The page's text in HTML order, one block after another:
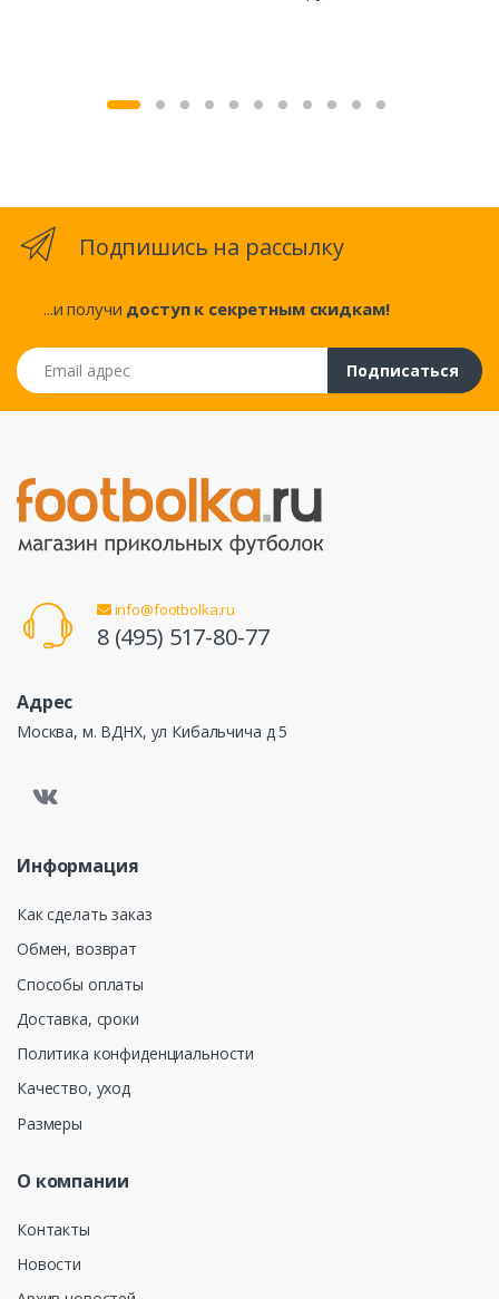
Подпишись на рассылку
...и получи доступ к секретным скидкам!
Email адрес
Подписаться
info@footbolka.ru
8 (495) 517-80-77
Адрес
Москва, м. ВДНХ, ул Кибальчича д 5
Информация
Как сделать заказ
Обмен, возврат
Способы оплаты
Доставка, сроки
Политика конфиденциальности
Качество, уход
Размеры
О компании
Контакты
Новости